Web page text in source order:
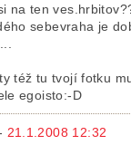
na ten
sebevraha je
též tu tvojí fotku
egoisto:-D
21.1.2008 12:32